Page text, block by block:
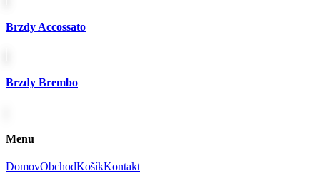
Brzdy Accossato
Brzdy Brembo
Menu
DomovObchodKošíkKontakt